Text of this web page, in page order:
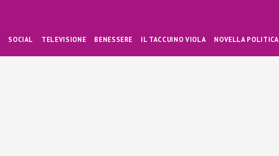
SOCIAL TELEVISIONE BENESSERE IL TACCUINO VIOLA NOVELLA POLITICA